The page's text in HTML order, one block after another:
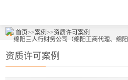
首页>>案例>>资质许可案例
资质许可案例